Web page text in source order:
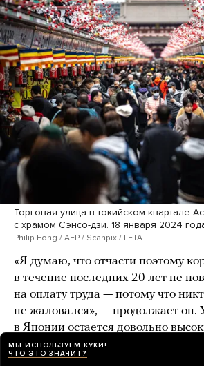
Торговая улица в токийском квартале
с храмом Сэнсо-дзи. 18 января 2024
Philip Fong / AFP / Scanpix / LETA
«Я думаю, что отчасти поэтому
в течение последних 20 лет не
на оплату труда — потому что
не жаловался», — продолжает он.
в Японии остается довольно
на последствия кризиса и
стагнацию.
МЫ ИСПОЛЬЗУЕМ КУКИ!
ЧТО ЭТО ЗНАЧИТ?